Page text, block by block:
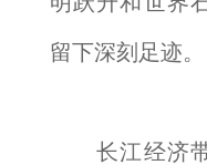
留下深刻足迹。
长江经济带